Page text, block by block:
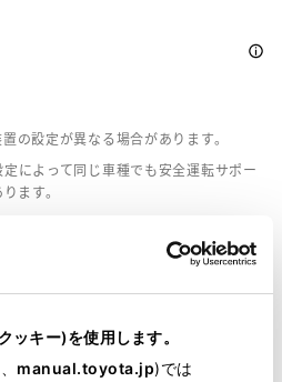
キー)を使用します。
manual.toyota.jp)では
の設定が異なる場合があります。
によって同じ車種でも安全運転サポー
ます。
、天候等により作動しない場合があり
フにおたずねください。
全運転を支援するためのものです。機